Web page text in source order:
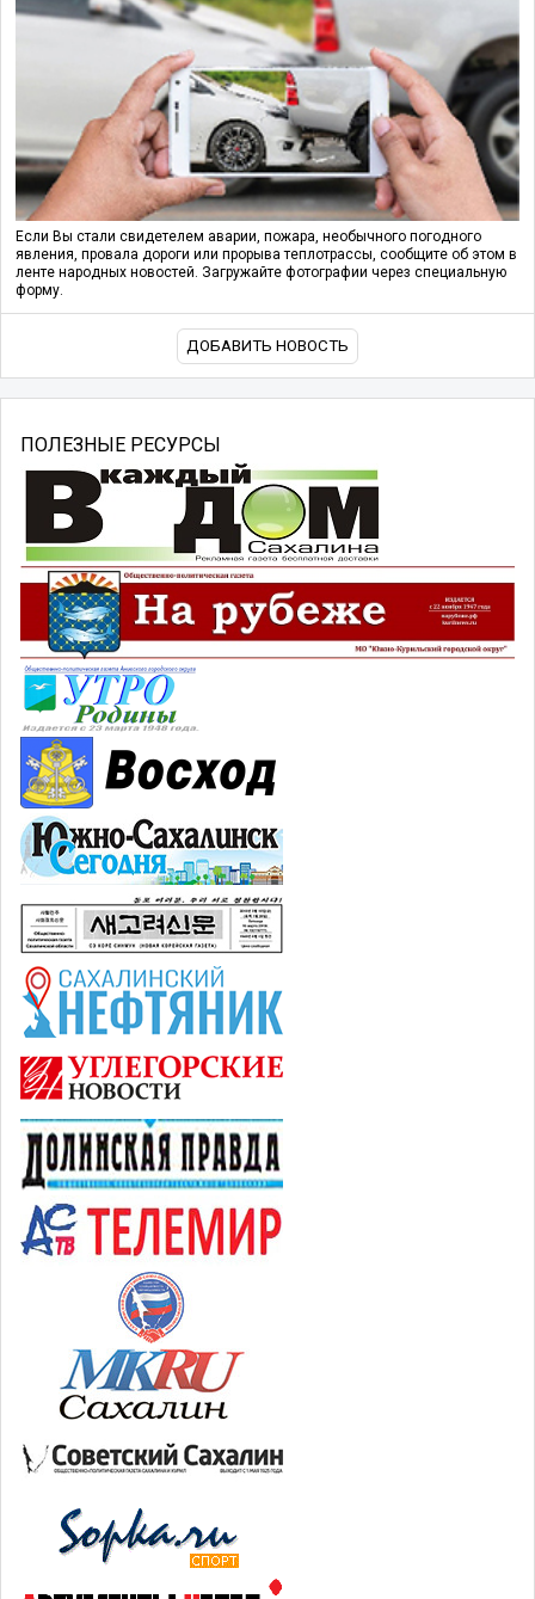
Если Вы стали свидетелем аварии, пожара, необычного погодного
явления, провала дороги или прорыва теплотрассы, сообщите об этом в
ленте народных новостей. Загружайте фотографии через специальную
форму.
ДОБАВИТЬ НОВОСТЬ
ПОЛЕЗНЫЕ РЕСУРСЫ